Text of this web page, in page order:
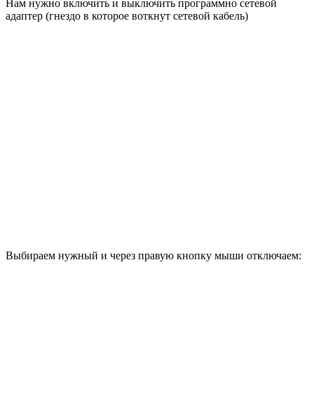
Нам нужно включить и выключить программно сетевой
адаптер (гнездо в которое воткнут сетевой кабель)
Выбираем нужный и через правую кнопку мыши отключаем: